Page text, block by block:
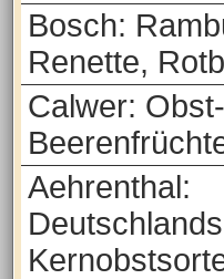
Bosch:
Renette,
Calwer:
Aehrenthal:
Deutschlands